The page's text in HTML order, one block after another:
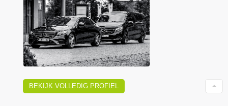
BEKIJK VOLLEDIG PROFIEL